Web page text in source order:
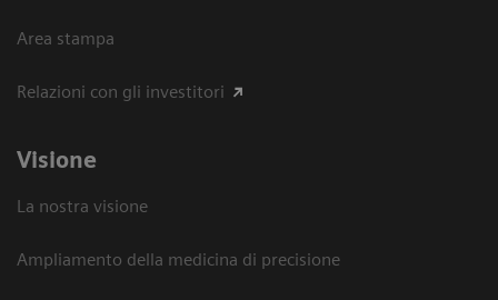
Area stampa
Relazioni con gli investitori
Visione
La nostra visione
Ampliamento della medicina di precisione